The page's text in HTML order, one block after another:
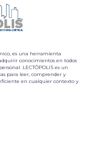
es una herramienta
conocimientos en todos
LECTÓPOLIS es un
para leer, comprender y
en cualquier contexto y